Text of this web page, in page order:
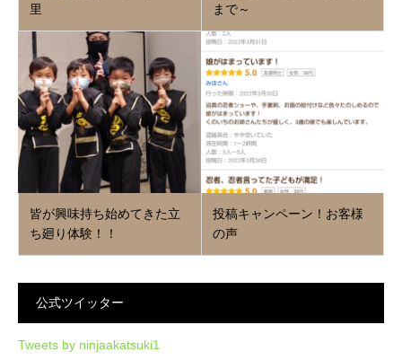
里
まで～
皆が興味持ち始めてきた立
ち廻り体験！！
投稿キャンペーン！お客様
の声
公式ツイッター
Tweets by ninjaakatsuki1